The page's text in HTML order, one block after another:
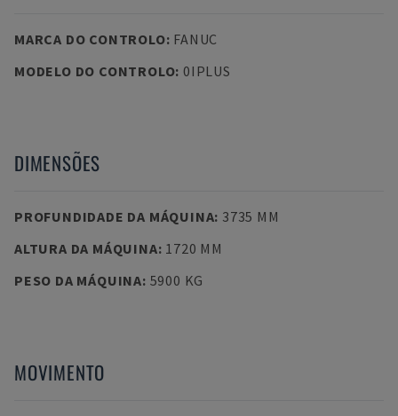
MARCA DO CONTROLO: FANUC
MODELO DO CONTROLO: 0IPLUS
DIMENSÕES
PROFUNDIDADE DA MÁQUINA: 3735 MM
ALTURA DA MÁQUINA: 1720 MM
PESO DA MÁQUINA: 5900 KG
MOVIMENTO